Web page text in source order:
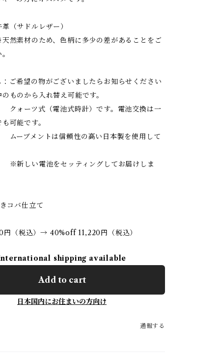
サドルレザー）
ため、色柄に多少の差があることをご
ご希望の物がございましたらお知らせください
ものから入れ替え可能です。
（電池式時計）です。電池交換は一
可能です。
トは信頼性の高い日本製を使用して
池をセッティングしてお届けしま
コバ仕立て
円（税込）→ 40%off 11,220円（税込）
shipping available
Add to cart
日本国内にお住まいの方向け
通報する